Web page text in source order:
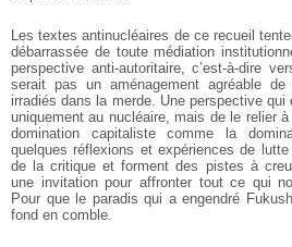
Les textes antinucléaires de ce recueil
débarrassée de toute médiation
perspective anti-autoritaire, c’est-à-dire
serait pas un aménagement agréable
irradiés dans la merde. Une perspective qui
uniquement au nucléaire, mais de le relier
domination capitaliste comme la
quelques réflexions et expériences de
de la critique et forment des pistes à
une invitation pour affronter tout ce qui
Pour que le paradis qui a engendré
fond en comble.